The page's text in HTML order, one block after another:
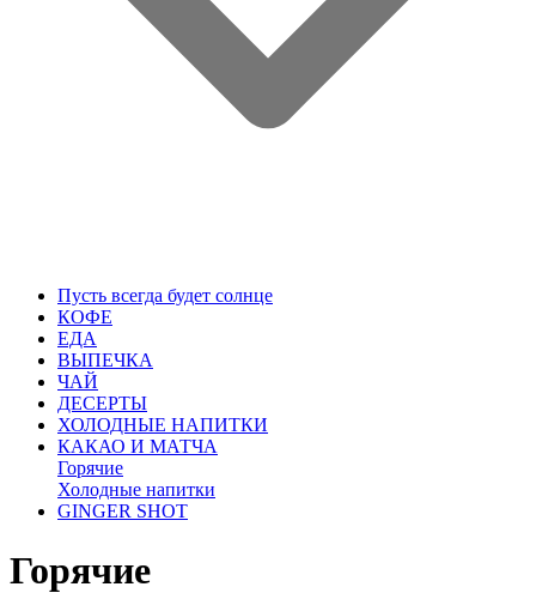
Пусть всегда будет солнце
КОФЕ
ЕДА
ВЫПЕЧКА
ЧАЙ
ДЕСЕРТЫ
ХОЛОДНЫЕ НАПИТКИ
КАКАО И МАТЧА
Горячие
Холодные напитки
GINGER SHOT
Горячие